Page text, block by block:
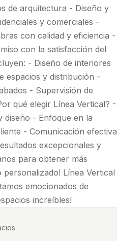
de arquitectura - Diseño y
y comerciales -
con calidad y eficiencia -
con la satisfacción del
- Diseño de interiores
espacios y distribución -
- Supervisión de
qué elegir Línea Vertical? -
diseño - Enfoque en la
- Comunicación efectiva
excepcionales y
para obtener más
Línea Vertical
emocionados de
increíbles!